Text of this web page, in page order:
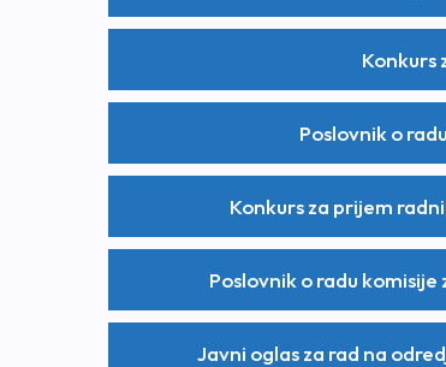
Poslovnik o
Konkurs za prijem
Poslovnik o radu
Javni oglas za rad na